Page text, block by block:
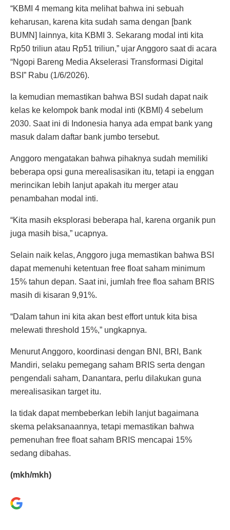
“KBMI 4 memang kita melihat bahwa ini sebuah
keharusan, karena kita sudah sama dengan [bank
BUMN] lainnya, kita KBMI 3. Sekarang modal inti kita
Rp50 triliun atau Rp51 triliun,” ujar Anggoro saat di acara
“Ngopi Bareng Media Akselerasi Transformasi Digital
BSI” Rabu (1/6/2026).
Ia kemudian memastikan bahwa BSI sudah dapat naik
kelas ke kelompok bank modal inti (KBMI) 4 sebelum
2030. Saat ini di Indonesia hanya ada empat bank yang
masuk dalam daftar bank jumbo tersebut.
Anggoro mengatakan bahwa pihaknya sudah memiliki
beberapa opsi guna merealisasikan itu, tetapi ia enggan
merincikan lebih lanjut apakah itu merger atau
penambahan modal inti.
“Kita masih eksplorasi beberapa hal, karena organik pun
juga masih bisa,” ucapnya.
Selain naik kelas, Anggoro juga memastikan bahwa BSI
dapat memenuhi ketentuan free float saham minimum
15% tahun depan. Saat ini, jumlah free floa saham BRIS
masih di kisaran 9,91%.
“Dalam tahun ini kita akan best effort untuk kita bisa
melewati threshold 15%,” ungkapnya.
Menurut Anggoro, koordinasi dengan BNI, BRI, Bank
Mandiri, selaku pemegang saham BRIS serta dengan
pengendali saham, Danantara, perlu dilakukan guna
merealisasikan target itu.
Ia tidak dapat membeberkan lebih lanjut bagaimana
skema pelaksanaannya, tetapi memastikan bahwa
pemenuhan free float saham BRIS mencapai 15%
sedang dibahas.
(mkh/mkh)